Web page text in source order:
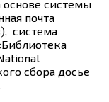
системы
почта
система
сбора досье